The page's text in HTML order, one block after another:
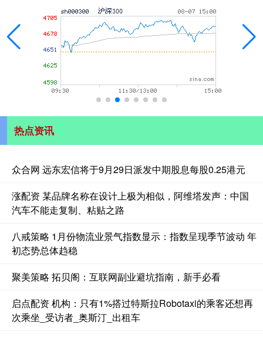
热点资讯
众合网 远东宏信将于9月29日派发中期股息每股0.25港元
涨配资 某品牌名称在设计上极为相似，阿维塔发声：中国
汽车不能走复制、粘贴之路
八戒策略 1月份物流业景气指数显示：指数呈现季节波动 年
初态势总体趋稳
聚美策略 拓贝阁：互联网副业避坑指南，新手必看
启点配资 机构：只有1%搭过特斯拉Robotaxi的乘客还想再
次乘坐_受访者_奥斯汀_出租车